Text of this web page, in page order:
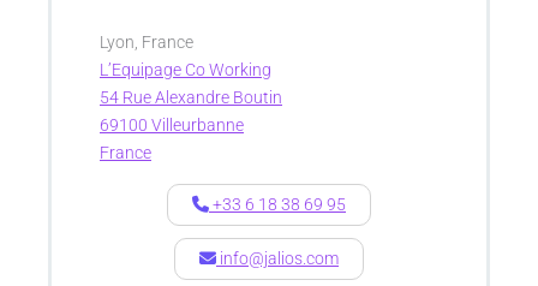
Lyon, France
L’Equipage Co Working
54 Rue Alexandre Boutin
69100 Villeurbanne
France
+33 6 18 38 69 95
info@jalios.com